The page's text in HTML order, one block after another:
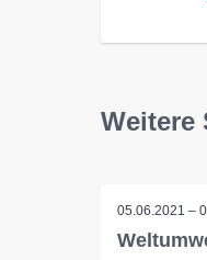
Weitere
05.06.2021 –